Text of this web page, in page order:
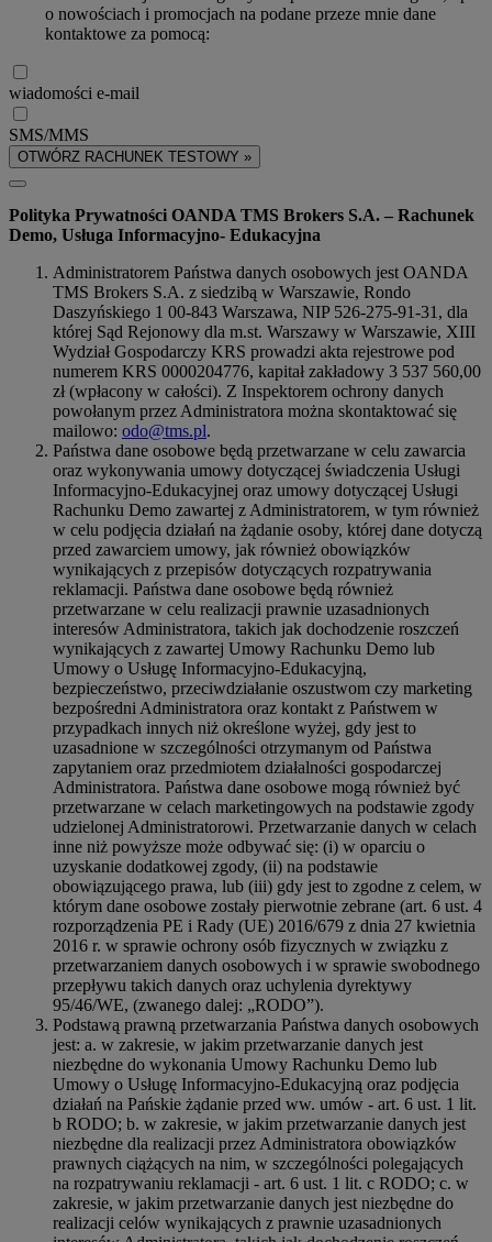
o nowościach i promocjach na podane przeze mnie dane
kontaktowe za pomocą:
wiadomości e-mail
SMS/MMS
OTWÓRZ RACHUNEK TESTOWY »
Polityka Prywatności OANDA TMS Brokers S.A. – Rachunek
Demo, Usługa Informacyjno- Edukacyjna
Administratorem Państwa danych osobowych jest OANDA
TMS Brokers S.A. z siedzibą w Warszawie, Rondo
Daszyńskiego 1 00-843 Warszawa, NIP 526-275-91-31, dla
której Sąd Rejonowy dla m.st. Warszawy w Warszawie, XIII
Wydział Gospodarczy KRS prowadzi akta rejestrowe pod
numerem KRS 0000204776, kapitał zakładowy 3 537 560,00
zł (wpłacony w całości). Z Inspektorem ochrony danych
powołanym przez Administratora można skontaktować się
mailowo: odo@tms.pl.
Państwa dane osobowe będą przetwarzane w celu zawarcia
oraz wykonywania umowy dotyczącej świadczenia Usługi
Informacyjno-Edukacyjnej oraz umowy dotyczącej Usługi
Rachunku Demo zawartej z Administratorem, w tym również
w celu podjęcia działań na żądanie osoby, której dane dotyczą
przed zawarciem umowy, jak również obowiązków
wynikających z przepisów dotyczących rozpatrywania
reklamacji. Państwa dane osobowe będą również
przetwarzane w celu realizacji prawnie uzasadnionych
interesów Administratora, takich jak dochodzenie roszczeń
wynikających z zawartej Umowy Rachunku Demo lub
Umowy o Usługę Informacyjno-Edukacyjną,
bezpieczeństwo, przeciwdziałanie oszustwom czy marketing
bezpośredni Administratora oraz kontakt z Państwem w
przypadkach innych niż określone wyżej, gdy jest to
uzasadnione w szczególności otrzymanym od Państwa
zapytaniem oraz przedmiotem działalności gospodarczej
Administratora. Państwa dane osobowe mogą również być
przetwarzane w celach marketingowych na podstawie zgody
udzielonej Administratorowi. Przetwarzanie danych w celach
inne niż powyższe może odbywać się: (i) w oparciu o
uzyskanie dodatkowej zgody, (ii) na podstawie
obowiązującego prawa, lub (iii) gdy jest to zgodne z celem, w
którym dane osobowe zostały pierwotnie zebrane (art. 6 ust. 4
rozporządzenia PE i Rady (UE) 2016/679 z dnia 27 kwietnia
2016 r. w sprawie ochrony osób fizycznych w związku z
przetwarzaniem danych osobowych i w sprawie swobodnego
przepływu takich danych oraz uchylenia dyrektywy
95/46/WE, (zwanego dalej: „RODO”).
Podstawą prawną przetwarzania Państwa danych osobowych
jest: a. w zakresie, w jakim przetwarzanie danych jest
niezbędne do wykonania Umowy Rachunku Demo lub
Umowy o Usługę Informacyjno-Edukacyjną oraz podjęcia
działań na Pańskie żądanie przed ww. umów - art. 6 ust. 1 lit.
b RODO; b. w zakresie, w jakim przetwarzanie danych jest
niezbędne dla realizacji przez Administratora obowiązków
prawnych ciążących na nim, w szczególności polegających
na rozpatrywaniu reklamacji - art. 6 ust. 1 lit. c RODO; c. w
zakresie, w jakim przetwarzanie danych jest niezbędne do
realizacji celów wynikających z prawnie uzasadnionych